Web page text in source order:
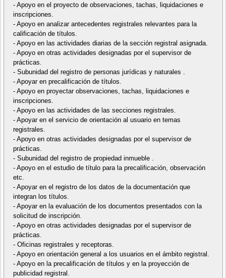
- Apoyo en el proyecto de observaciones, tachas, liquidaciones e
inscripciones.
- Apoyo en analizar antecedentes registrales relevantes para la
calificación de títulos.
- Apoyo en las actividades diarias de la sección registral asignada.
- Apoyo en otras actividades designadas por el supervisor de
prácticas.
- Subunidad del registro de personas jurídicas y naturales .
- Apoyar en precalificación de títulos.
- Apoyo en proyectar observaciones, tachas, liquidaciones e
inscripciones.
- Apoyo en las actividades de las secciones registrales.
- Apoyar en el servicio de orientación al usuario en temas
registrales.
- Apoyo en otras actividades designadas por el supervisor de
prácticas.
- Subunidad del registro de propiedad inmueble .
- Apoyo en el estudio de título para la precalificación, observación
etc.
- Apoyar en el registro de los datos de la documentación que
integran los títulos.
- Apoyar en la evaluación de los documentos presentados con la
solicitud de inscripción.
- Apoyo en otras actividades designadas por el supervisor de
prácticas.
- Oficinas registrales y receptoras.
- Apoyo en orientación general a los usuarios en el ámbito registral.
- Apoyo en la precalificación de títulos y en la proyección de
publicidad registral.